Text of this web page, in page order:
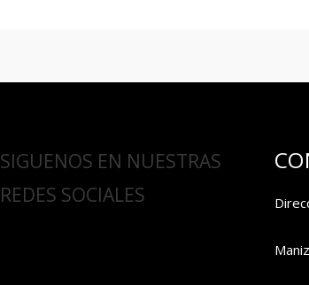
SIGUENOS EN NUESTRAS
REDES SOCIALES